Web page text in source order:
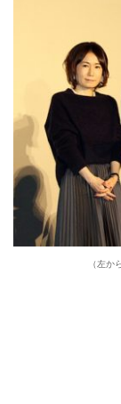
（左か